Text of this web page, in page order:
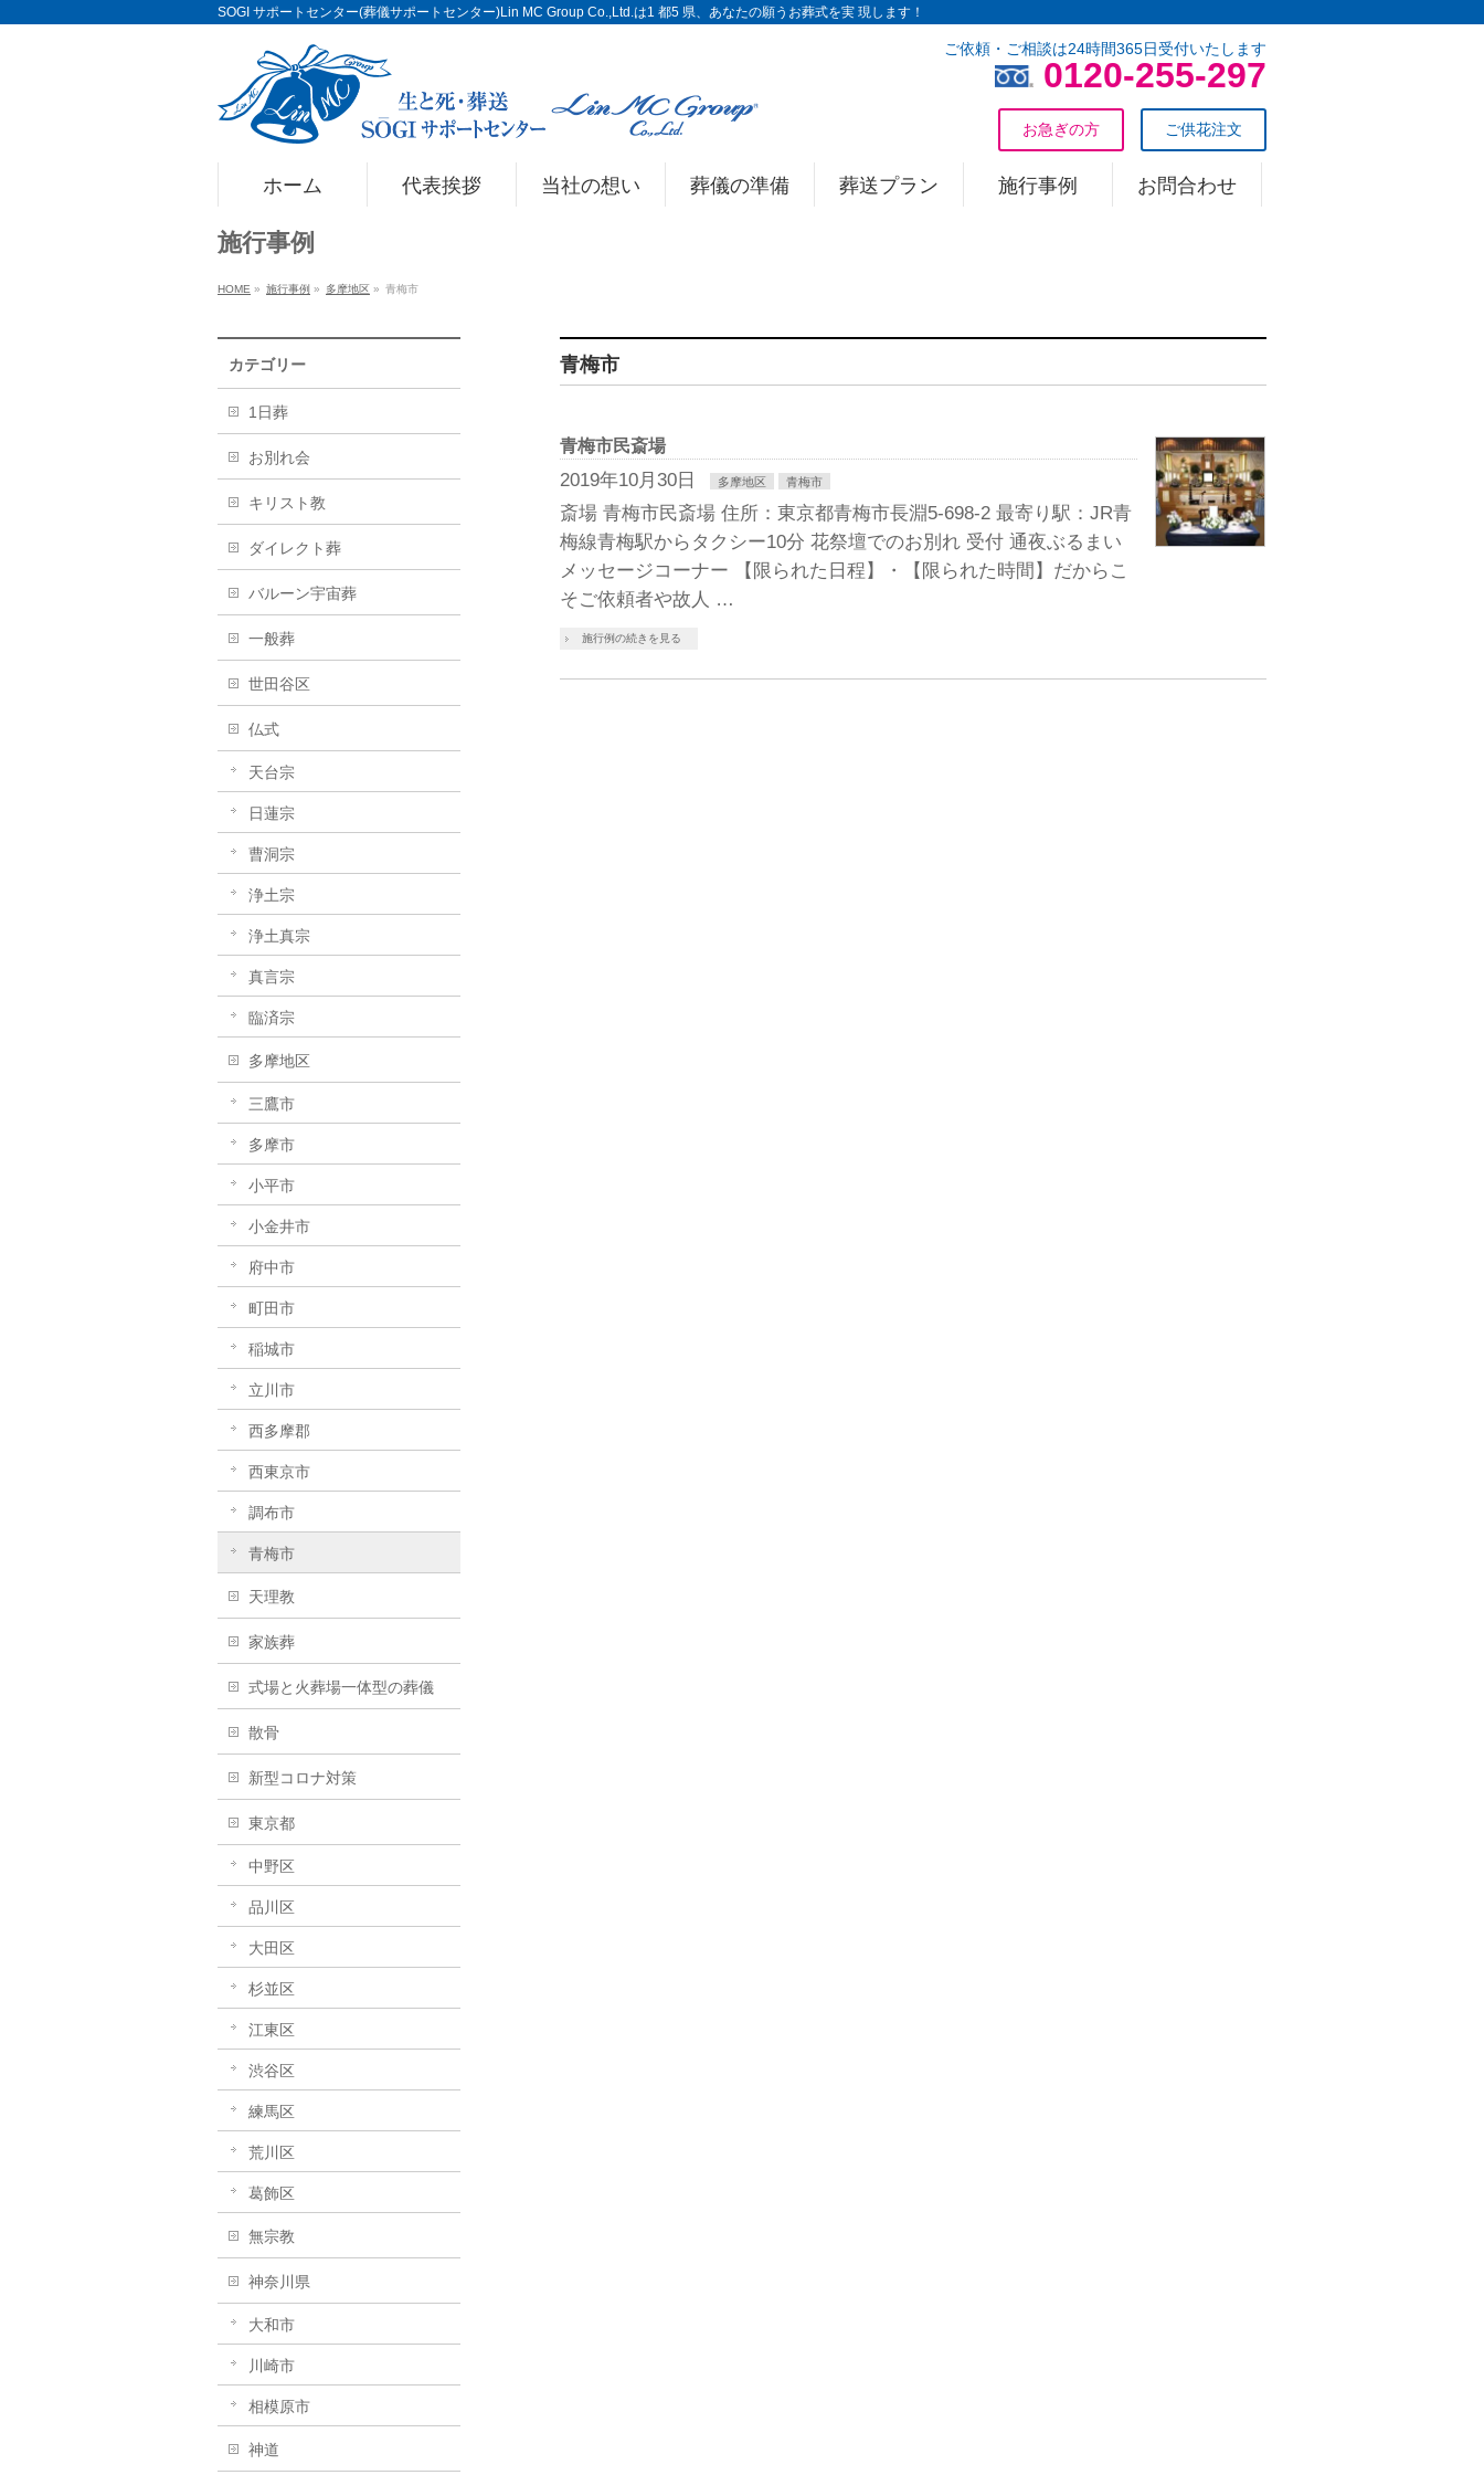
SOGI サポートセンター(葬儀サポートセンター)Lin MC Group Co.,Ltd.は1 都5 県、あなたの願うお葬式を実 現します！
ご依頼・ご相談は24時間365日受付いたします
0120-255-297
ご供花注文
お急ぎの方
ホーム 代表挨拶 当社の想い 葬儀の準備 葬送プラン 施行事例 お問合わせ
施行事例
HOME » 施行事例 » 多摩地区 » 青梅市
青梅市
青梅市民斎場
2019年10月30日 多摩地区 青梅市
斎場 青梅市民斎場 住所：東京都青梅市長淵5-698-2 最寄り駅：JR青
梅線青梅駅からタクシー10分 花祭壇でのお別れ 受付 通夜ぶるまい
メッセージコーナー 【限られた日程】・【限られた時間】だからこ
そご依頼者や故人 …
施行例の続きを見る
カテゴリー
1日葬
お別れ会
キリスト教
ダイレクト葬
バルーン宇宙葬
一般葬
世田谷区
仏式
天台宗
日蓮宗
曹洞宗
浄土宗
浄土真宗
真言宗
臨済宗
多摩地区
三鷹市
多摩市
小平市
小金井市
府中市
町田市
稲城市
立川市
西多摩郡
西東京市
調布市
青梅市
天理教
家族葬
式場と火葬場一体型の葬儀
散骨
新型コロナ対策
東京都
中野区
品川区
大田区
杉並区
江東区
渋谷区
練馬区
荒川区
葛飾区
無宗教
神奈川県
大和市
川崎市
相模原市
神道